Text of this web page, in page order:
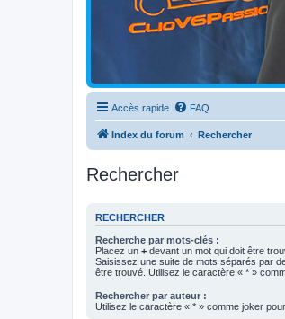
Accès rapide FAQ
Index du forum Rechercher
Rechercher
RECHERCHER
Recherche par mots-clés :
Placez un + devant un mot qui doit être
Saisissez une suite de mots séparés par
être trouvé. Utilisez le caractère « * »
Rechercher par auteur :
Utilisez le caractère « * » comme joker